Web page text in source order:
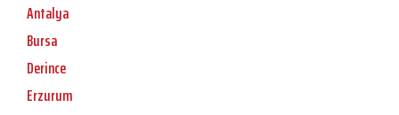
Antalya
Bursa
Derince
Erzurum